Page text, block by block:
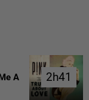
A
2h41
2h41